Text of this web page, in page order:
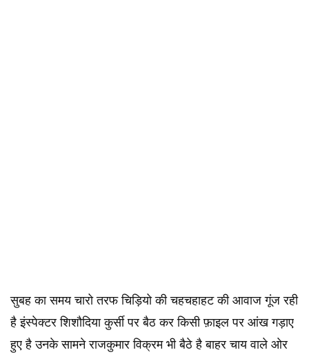
सुबह का समय चारो तरफ चिड़ियो की चहचहाहट की आवाज गूंज रही
है इंस्पेक्टर शिशौदिया कुर्सी पर बैठ कर किसी फ़ाइल पर आंख गड़ाए
हुए है उनके सामने राजकुमार विक्रम भी बैठे है बाहर चाय वाले ओर